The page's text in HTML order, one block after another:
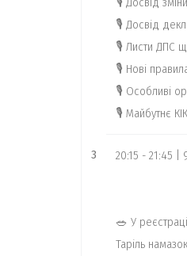
🎙 Досвід
🎙 Листи ДПС
🎙 Нові
🎙 Особливі
🎙 Майбутнє
3 20:15 - 21:45 |
🥗 У
Таріль